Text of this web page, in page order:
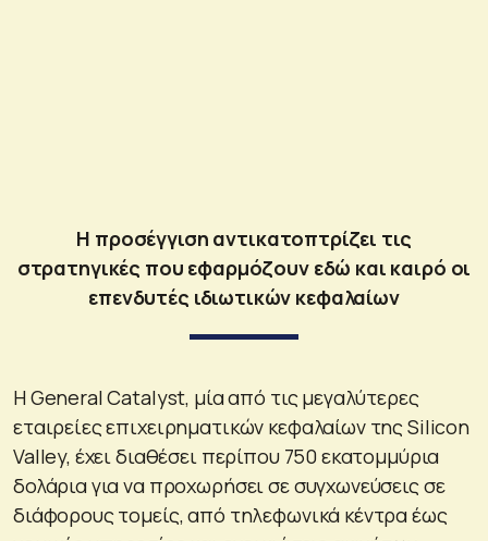
Η προσέγγιση αντικατοπτρίζει τις
στρατηγικές που εφαρμόζουν εδώ και καιρό οι
επενδυτές ιδιωτικών κεφαλαίων
Η General Catalyst, μία από τις μεγαλύτερες
εταιρείες επιχειρηματικών κεφαλαίων της Silicon
Valley, έχει διαθέσει περίπου 750 εκατομμύρια
δολάρια για να προχωρήσει σε συγχωνεύσεις σε
διάφορους τομείς, από τηλεφωνικά κέντρα έως